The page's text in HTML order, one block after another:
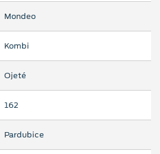
Mondeo
Kombi
Ojeté
162
Pardubice